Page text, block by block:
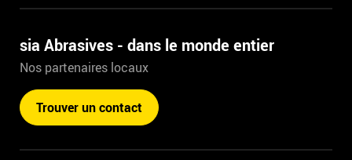
sia Abrasives - dans le monde entier
Nos partenaires locaux
Trouver un contact